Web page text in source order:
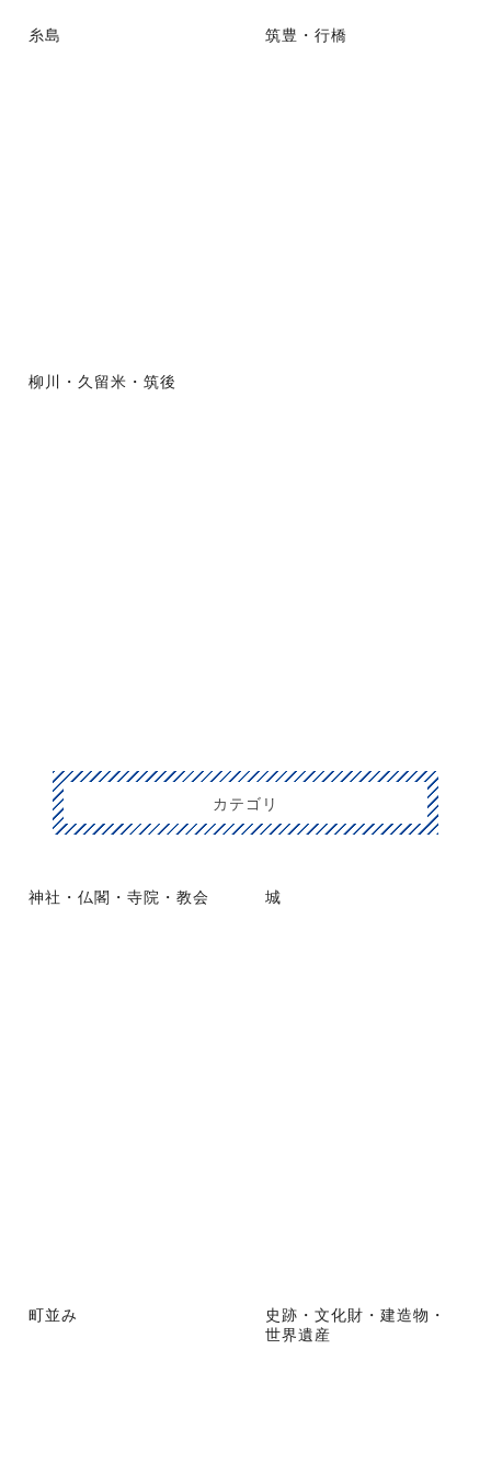
糸島 筑豊・行橋
柳川・久留米・筑後
カテゴリ
神社・仏閣・寺院・教会 城
町並み
史跡・文化財・建造物・
世界遺産